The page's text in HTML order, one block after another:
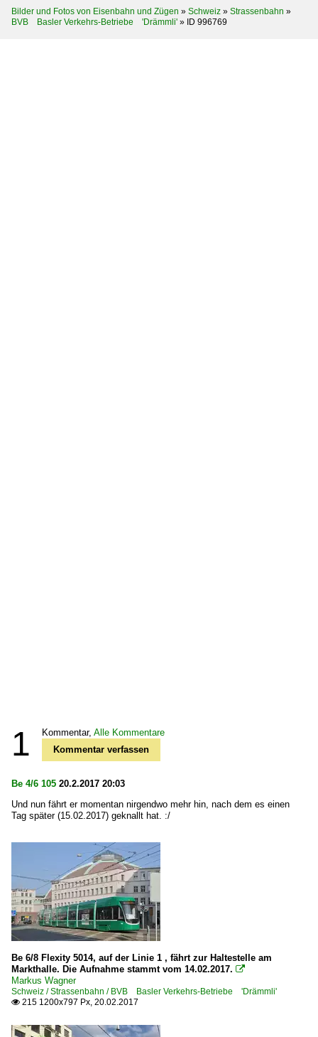
Bilder und Fotos von Eisenbahn und Zügen » Schweiz » Strassenbahn »
BVB Basler Verkehrs-Betriebe 'Drämmli' » ID 996769
1 Kommentar, Alle Kommentare
Kommentar verfassen
Be 4/6 105 20.2.2017 20:03
Und nun fährt er momentan nirgendwo mehr hin, nach dem es einen
Tag später (15.02.2017) geknallt hat. :/
Be 6/8 Flexity 5014, auf der Linie 1 , fährt zur Haltestelle am
Markthalle. Die Aufnahme stammt vom 14.02.2017. 
Markus Wagner
Schweiz / Strassenbahn / BVB Basler Verkehrs-Betriebe 'Drämmli'
 215 1200x797 Px, 20.02.2017